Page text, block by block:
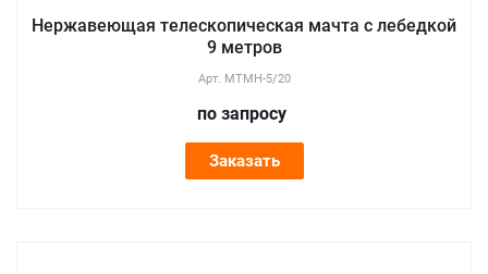
Нержавеющая телескопическая мачта с лебедкой
9 метров
Арт. МТМН-5/20
по запросу
Заказать